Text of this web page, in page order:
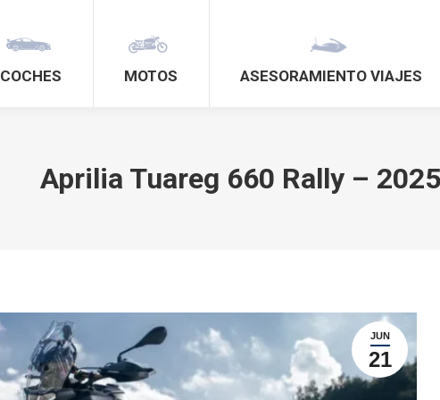
COCHES MOTOS ASESORAMIENTO VIAJES
Aprilia Tuareg 660 Rally – 2025
JUN
21